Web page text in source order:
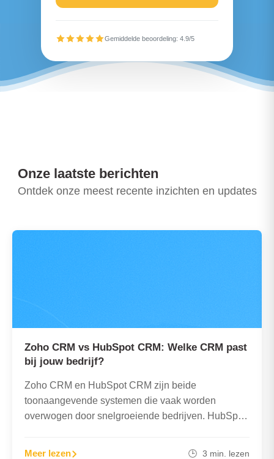
Gemiddelde beoordeling: 4.9/5
Onze laatste berichten
Ontdek onze meest recente inzichten en updates
Zoho CRM vs HubSpot CRM: Welke CRM past
bij jouw bedrijf?
Zoho CRM en HubSpot CRM zijn beide
toonaangevende systemen die vaak worden
overwogen door snelgroeiende bedrijven. HubSpot
Meer lezen 🕒 3 min. lezen